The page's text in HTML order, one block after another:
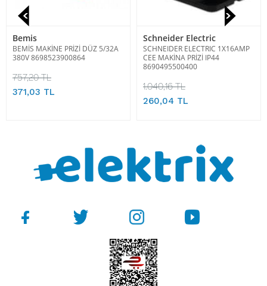
Bemis
BEMİS MAKİNE PRİZİ DÜZ 5/32A
380V 8698523900864
757,20 TL
371,03 TL
Schneider Electric
SCHNEIDER ELECTRIC 1X16AMP
CEE MAKİNA PRİZİ IP44
8690495500400
1.040,16 TL
260,04 TL